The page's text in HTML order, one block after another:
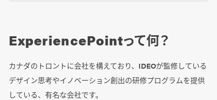
ExperiencePointって何？
カナダのトロントに会社を構えており、IDEOが監修している
デザイン思考やイノベーション創出の研修プログラムを提供
している、有名な会社です。